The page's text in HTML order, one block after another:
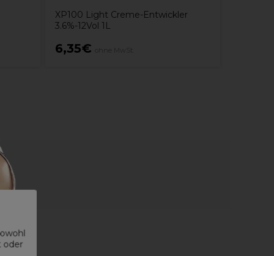
oder
XP100 Light Creme-Entwickler
3.6%-12Vol 1L
6,35€